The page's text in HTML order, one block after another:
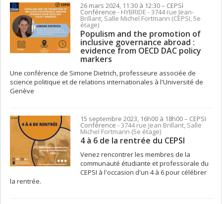
26 mars 2024, 11:30 à 12:30– CEPSI
Conférence- HYBRIDE - 3744 rue Jean-
Brillant, Salle Michel Fortmann (CEPSI, 5e
étage)
Populism and the promotion of
inclusive governance abroad :
evidence from OECD DAC policy
markers
Une conférence de Simone Dietrich, professeure associée de
science politique et de relations internationales à l'Université de
Genève
15 septembre 2023, 16h00 à 18h00– CEPSI
Conférence- 3744 rue Jean Brillant, Salle
Michel Fortmann (5e étage)
4 à 6 de la rentrée du CEPSI
Venez rencontrer les membres de la
communauté étudiante et professorale du
CEPSI à l'occasion d'un 4 à 6 pour célébrer
la rentrée.